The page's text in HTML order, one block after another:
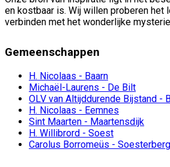
en kostbaar is. Wij willen proberen het
verbinden met het wonderlijke
Gemeenschappen
H. Nicolaas - Baarn
Michaël-Laurens - De Bilt
OLV van Altijddurende Bijstand -
H. Nicolaas - Eemnes
Sint Maarten - Maartensdijk
H. Willibrord - Soest
Carolus Borromeüs - Soesterberg